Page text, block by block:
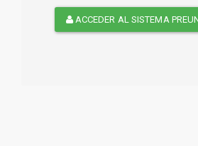
ACCEDER AL SISTEMA